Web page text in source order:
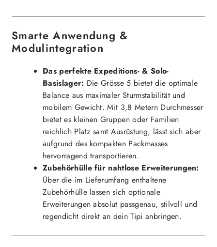
Smarte Anwendung &
Modulintegration
Das perfekte Expeditions- & Solo-
Basislager: Die Grösse 5 bietet die optimale
Balance aus maximaler Sturmstabilität und
mobilem Gewicht. Mit 3,8 Metern Durchmesser
bietet es kleinen Gruppen oder Familien
reichlich Platz samt Ausrüstung, lässt sich aber
aufgrund des kompakten Packmasses
hervorragend transportieren.
Zubehörhülle für nahtlose Erweiterungen:
Über die im Lieferumfang enthaltene
Zubehörhülle lassen sich optionale
Erweiterungen absolut passgenau, stilvoll und
regendicht direkt an dein Tipi anbringen.